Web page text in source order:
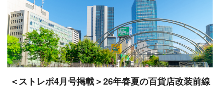
＜ストレポ4月号掲載＞26年春夏の百貨店改装前線